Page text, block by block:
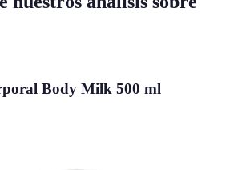
Body Milk 500 ml